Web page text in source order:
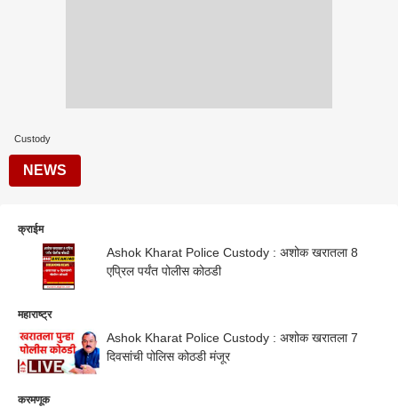
Custody
NEWS
क्राईम
Ashok Kharat Police Custody : अशोक खरातला 8
एप्रिल पर्यंत पोलीस कोठडी
महाराष्ट्र
Ashok Kharat Police Custody : अशोक खरातला 7
दिवसांची पोलिस कोठडी मंजूर
करमणूक